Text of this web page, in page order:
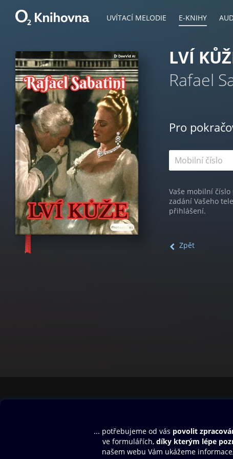
UVÍTACÍ MELODIE E-KNIHY
LVÍ
Rafael
Pro
Vaše mobilní
zadání Vašeho
přihlášení.
Zpět
Aplikace a hry
SMS/MMS Info
Blog
Dárkový poukaz
Nápověda